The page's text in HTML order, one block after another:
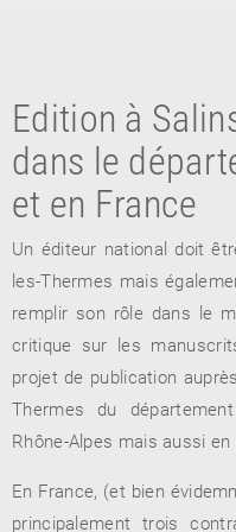
À PARAÎTRE
RETOUR
RETOUR
Edition à
dans le
et en France
Un éditeur national doit
les-Thermes mais
remplir son rôle dans le
critique sur les
projet de publication
Thermes du
Rhône-Alpes mais aussi en
En France, (et bien
principalement trois